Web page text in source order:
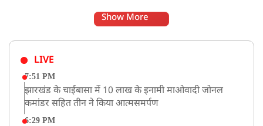
Show More
LIVE
7:51 PM
झारखंड के चाईबासा में 10 लाख के इनामी माओवादी जोनल
कमांडर सहित तीन ने किया आत्मसमर्पण
6:29 PM